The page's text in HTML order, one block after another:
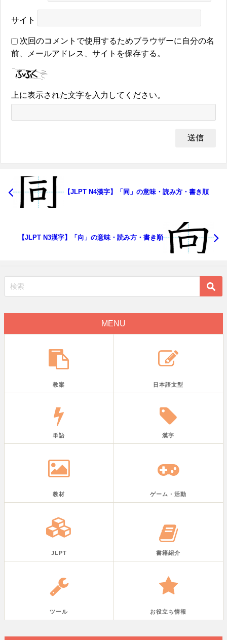
サイト
次回のコメントで使用するためブラウザーに自分の名
前、メールアドレス、サイトを保存する。
上に表示された文字を入力してください。
【JLPT N4漢字】「同」の意味・読み方・書き順
【JLPT N3漢字】「向」の意味・読み方・書き順
MENU
教案 日本語文型
単語 漢字
教材 ゲーム・活動
JLPT 書籍紹介
ツール お役立ち情報